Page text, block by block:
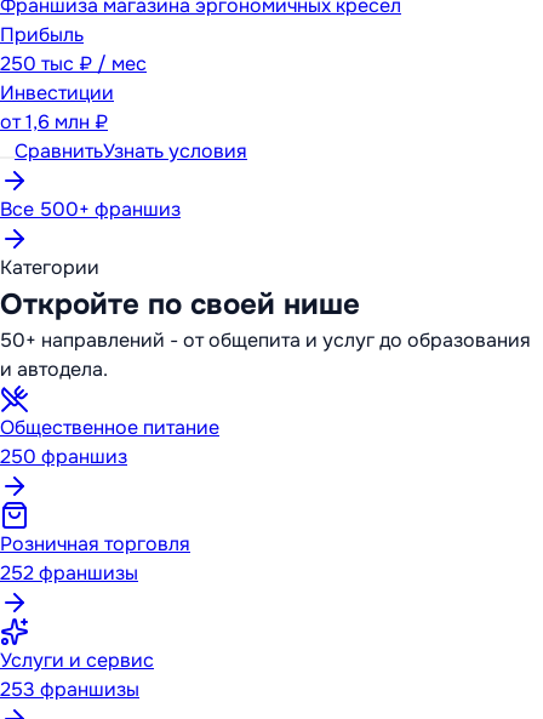
Франшиза магазина эргономичных кресел
Прибыль
250 тыс ₽ / мес
Инвестиции
от1,6 млн ₽
СравнитьУзнать условия
Все 500+ франшиз
Категории
Откройте по своей нише
50+ направлений - от общепита и услуг до образования
и автодела.
Общественное питание
250 франшиз
Розничная торговля
252франшизы
Услуги и сервис
253 франшизы